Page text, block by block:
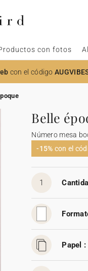
con fotos
con el código
Belle
Número mesa
-15% con el
1
Papel :